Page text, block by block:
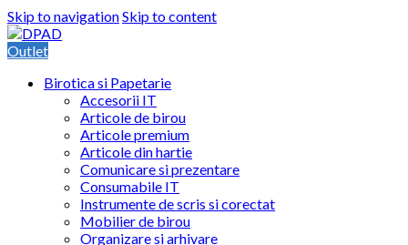
Skip to navigationSkip to content
Outlet
Birotica si Papetarie
Accesorii IT
Articole de birou
Articole premium
Articole din hartie
Comunicare si prezentare
Consumabile IT
Instrumente de scris si corectat
Mobilier de birou
Organizare si arhivare